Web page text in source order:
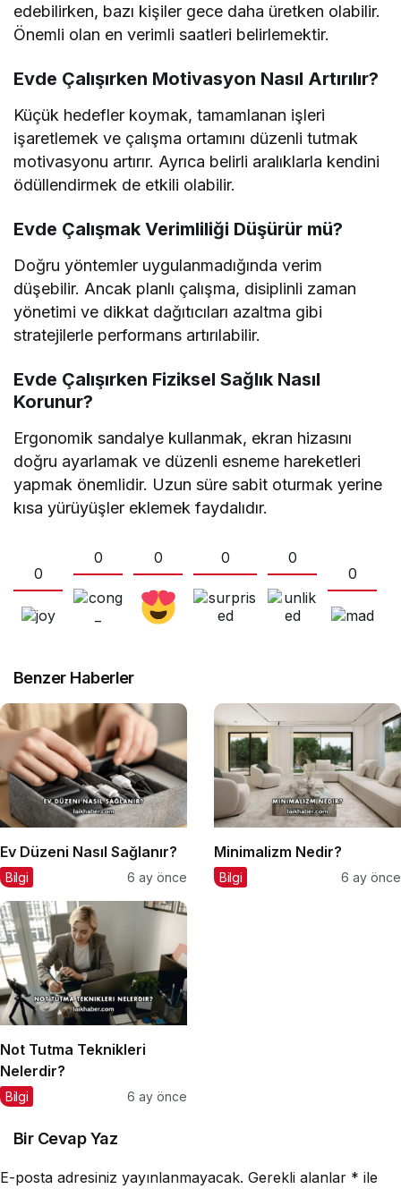
edebilirken, bazı kişiler gece daha üretken olabilir.
Önemli olan en verimli saatleri belirlemektir.
Evde Çalışırken Motivasyon Nasıl Artırılır?
Küçük hedefler koymak, tamamlanan işleri
işaretlemek ve çalışma ortamını düzenli tutmak
motivasyonu artırır. Ayrıca belirli aralıklarla kendini
ödüllendirmek de etkili olabilir.
Evde Çalışmak Verimliliği Düşürür mü?
Doğru yöntemler uygulanmadığında verim
düşebilir. Ancak planlı çalışma, disiplinli zaman
yönetimi ve dikkat dağıtıcıları azaltma gibi
stratejilerle performans artırılabilir.
Evde Çalışırken Fiziksel Sağlık Nasıl
Korunur?
Ergonomik sandalye kullanmak, ekran hizasını
doğru ayarlamak ve düzenli esneme hareketleri
yapmak önemlidir. Uzun süre sabit oturmak yerine
kısa yürüyüşler eklemek faydalıdır.
0
0 0 0
0
0
Benzer Haberler
Ev Düzeni Nasıl Sağlanır?
Bilgi 6 ay önce
Minimalizm Nedir?
Bilgi 6 ay önce
Not Tutma Teknikleri
Nelerdir?
Bilgi 6 ay önce
Bir Cevap Yaz
E-posta adresiniz yayınlanmayacak. Gerekli alanlar * ile